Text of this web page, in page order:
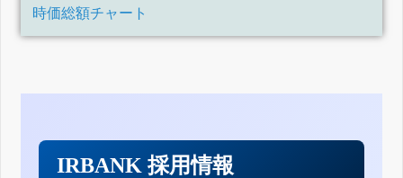
時価総額チャート
IRBANK 採用情報